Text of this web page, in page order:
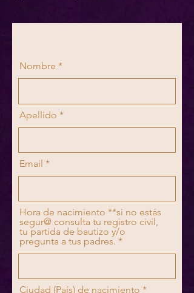
Nombre
Apellido
Email
Hora de nacimiento **si no estás
segur@ consulta tu registro civil,
tu partida de bautizo y/o
pregunta a tus padres.
Ciudad (País) de nacimiento